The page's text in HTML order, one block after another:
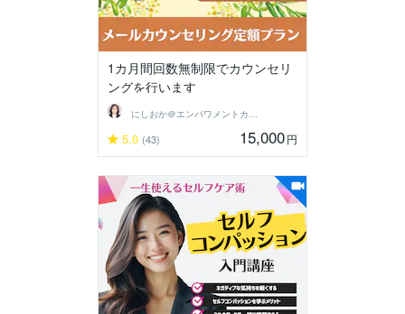
1カ月間回数無制限でカウンセリ
ングを行います
にしおか＠エンパワメントカウンセラー
5.0 (43) 15,000円